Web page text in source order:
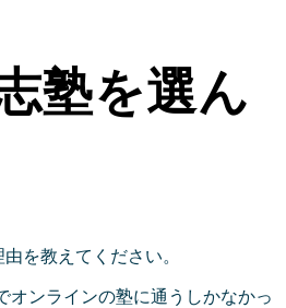
塾を選ん
を教えてください。
オンラインの塾に通うしかなかっ